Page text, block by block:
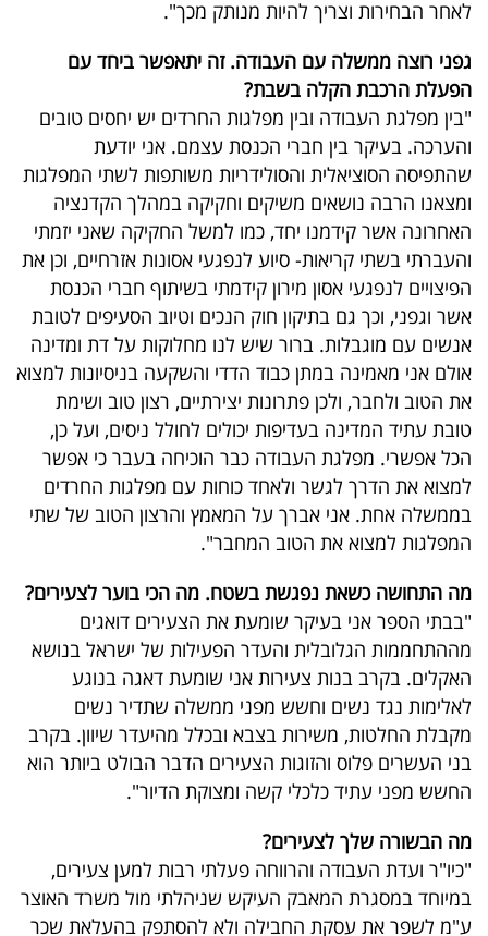
עקבו
אחרינו:
לאחר הבחירות וצריך להיות מנותק מכך".
גפני רוצה ממשלה עם העבודה. זה יתאפשר ביחד עם
הפעלת הרכבת הקלה בשבת?
"בין מפלגת העבודה ובין מפלגות החרדים יש יחסים טובים
והערכה. בעיקר בין חברי הכנסת עצמם. אני יודעת
שהתפיסה הסוציאלית והסולידריות משותפות לשתי המפלגות
ומצאנו הרבה נושאים משיקים וחקיקה במהלך הקדנציה
האחרונה אשר קידמנו יחד, כמו למשל החקיקה שאני יזמתי
והעברתי בשתי קריאות- סיוע לנפגעי אסונות אזרחיים, וכן את
הפיצויים לנפגעי אסון מירון קידמתי בשיתוף חברי הכנסת
אשר וגפני, וכך גם בתיקון חוק הנכים וטיוב הסעיפים לטובת
אנשים עם מוגבלות. ברור שיש לנו מחלוקות על דת ומדינה
אולם אני מאמינה במתן כבוד הדדי והשקעה בניסיונות למצוא
את הטוב ולחבר, ולכן פתרונות יצירתיים, רצון טוב ושימת
טובת עתיד המדינה בעדיפות יכולים לחולל ניסים, ועל כן,
הכל אפשרי. מפלגת העבודה כבר הוכיחה בעבר כי אפשר
למצוא את הדרך לגשר ולאחד כוחות עם מפלגות החרדים
בממשלה אחת. אני אברך על המאמץ והרצון הטוב של שתי
המפלגות למצוא את הטוב המחבר".
מה התחושה כשאת נפגשת בשטח. מה הכי בוער לצעירים?
"בבתי הספר אני בעיקר שומעת את הצעירים דואגים
מההתחממות הגלובלית והעדר הפעילות של ישראל בנושא
האקלים. בקרב בנות צעירות אני שומעת דאגה בנוגע
לאלימות נגד נשים וחשש מפני ממשלה שתדיר נשים
מקבלת החלטות, משירות בצבא ובכלל מהיעדר שיוון. בקרב
בני העשרים פלוס והזוגות הצעירים הדבר הבולט ביותר הוא
החשש מפני עתיד כלכלי קשה ומצוקת הדיור".
מה הבשורה שלך לצעירים?
"כיו"ר ועדת העבודה והרווחה פעלתי רבות למען צעירים,
במיוחד במסגרת המאבק העיקש שניהלתי מול משרד האוצר
ע"מ לשפר את עסקת החבילה ולא להסתפק בהעלאת שכר